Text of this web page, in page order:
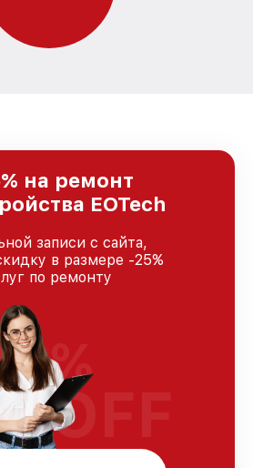
на ремонт
EOTech
записи с сайта,
в размере -25%
по ремонту
%
OFF